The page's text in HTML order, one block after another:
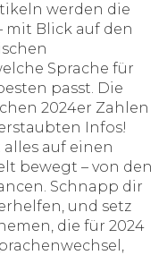
werden die
mit Blick auf den
Sprache für
passt. Die
2024er Zahlen
Infos!
auf einen
bewegt – von den
Schnapp dir
und setz
die für 2024